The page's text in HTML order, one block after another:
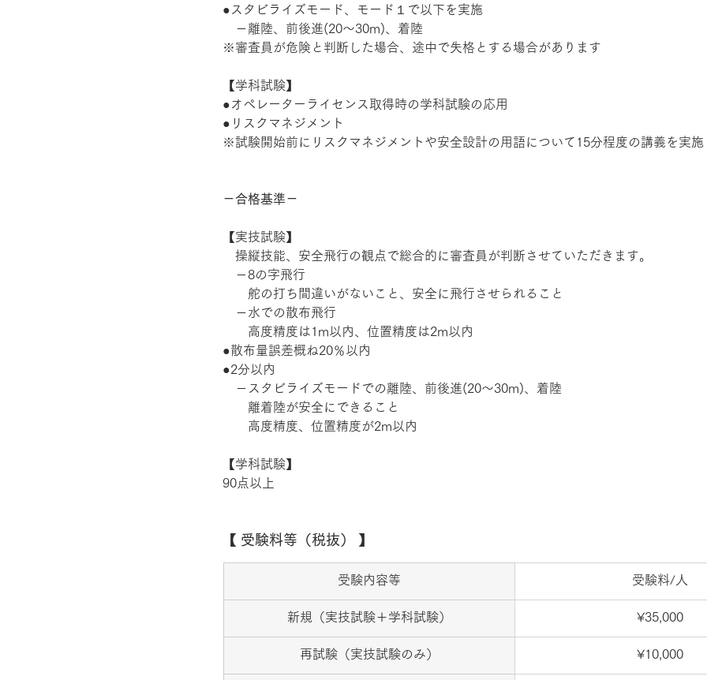
●スタビライズモード、モード１で以下を実施
－離陸、前後進(20〜30m)、着陸
※審査員が危険と判断した場合、途中で失格とする場合があります
【学科試験】
●オペレーターライセンス取得時の学科試験の応用
●リスクマネジメント
※試験開始前にリスクマネジメントや安全設計の用語について15分程度の講義を実
－合格基準－
【実技試験】
操縦技能、安全飛行の観点で総合的に審査員が判断させていただきます。
－8の字飛行
舵の打ち間違いがないこと、安全に飛行させられること
－水での散布飛行
高度精度は1m以内、位置精度は2m以内
●散布量誤差概ね20％以内
●2分以内
－スタビライズモードでの離陸、前後進(20〜30m)、着陸
離着陸が安全にできること
高度精度、位置精度が2m以内
【学科試験】
90点以上
【 受験料等（税抜） 】
受験内容等 受験料/人
新規（実技試験＋学科試験） ¥35,000
再試験（実技試験のみ） ¥10,000